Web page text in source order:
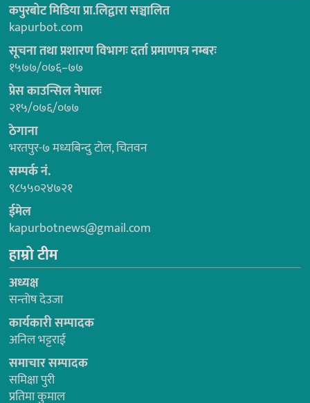
कपुरबोट मिडिया प्रा.लिद्वारा सञ्चालित
kapurbot.com
सूचना तथा प्रशारण विभागः दर्ता प्रमाणपत्र नम्बरः
१५७७/०७६–७७
प्रेस काउन्सिल नेपालः
२१५/०७६/०७७
ठेगाना
भरतपुर-७ मध्यबिन्दु टोल, चितवन
सम्पर्क नं.
९८५५०२४७२१
ईमेल
kapurbotnews@gmail.com
हाम्रो टीम
अध्यक्ष
सन्तोष देउजा
कार्यकारी सम्पादक
अनिल भट्टराई
समाचार सम्पादक
समिक्षा पुरी
प्रतिमा कुमाल